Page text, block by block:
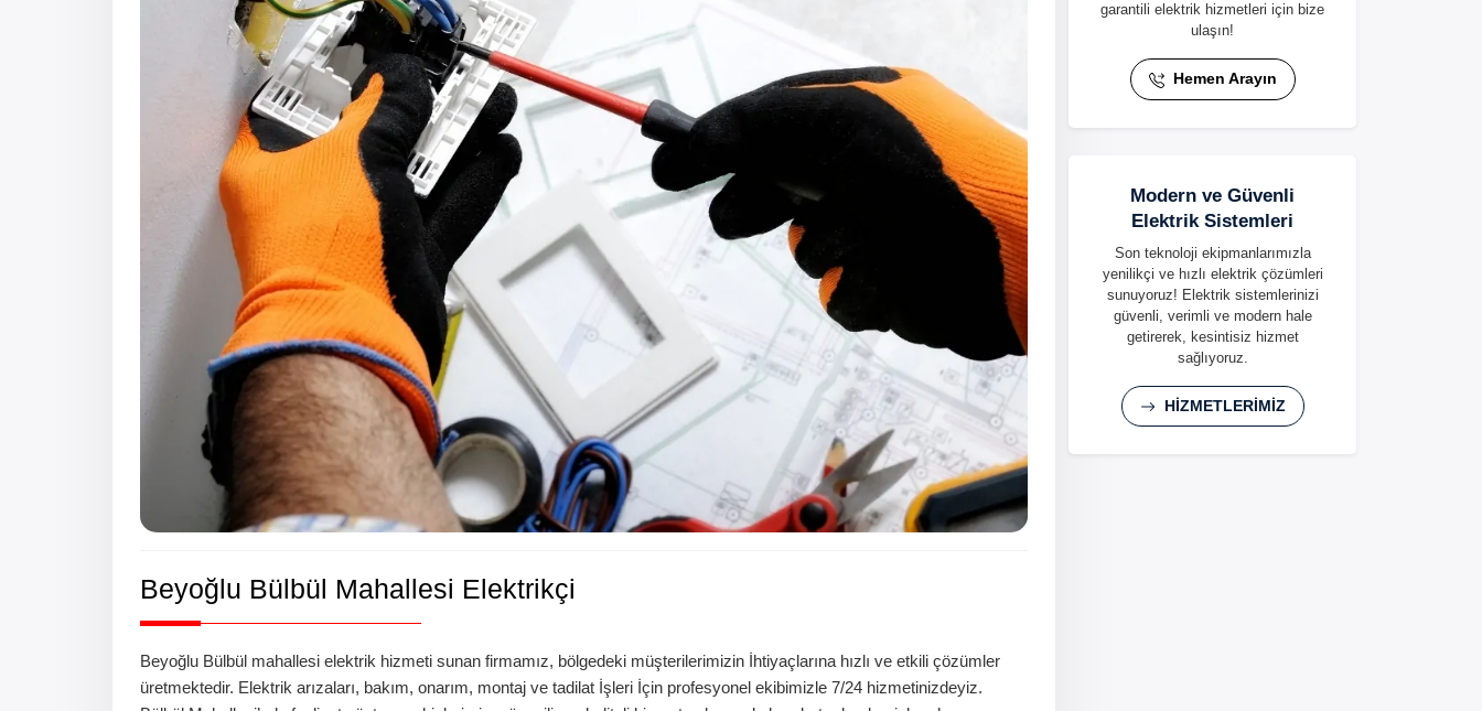
Beyoğlu Bülbül Mahallesi Elektrikçi
Beyoğlu Bülbül mahallesi elektrik hizmeti sunan firmamız, bölgedeki müşterilerimizin İhtiyaçlarına hızlı ve etkili çözümler
üretmektedir. Elektrik arızaları, bakım, onarım, montaj ve tadilat İşleri İçin profesyonel ekibimizle 7/24 hizmetinizdeyiz.
garantili elektrik hizmetleri için bize
ulaşın!
Hemen Arayın
Modern ve Güvenli
Elektrik Sistemleri
Son teknoloji ekipmanlarımızla
yenilikçi ve hızlı elektrik çözümleri
sunuyoruz! Elektrik sistemlerinizi
güvenli, verimli ve modern hale
getirerek, kesintisiz hizmet
sağlıyoruz.
HİZMETLERİMİZ